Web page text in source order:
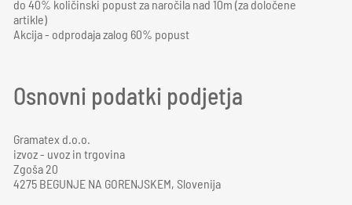
do 40% količinski popust za naročila nad 10m (za določene
artikle)
Akcija - odprodaja zalog 60% popust
Osnovni podatki podjetja
Gramatex d.o.o.
izvoz - uvoz in trgovina
Zgoša 20
4275 BEGUNJE NA GORENJSKEM, Slovenija